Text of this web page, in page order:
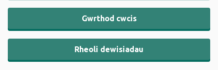
Gwrthod cwcis
Rheoli dewisiadau